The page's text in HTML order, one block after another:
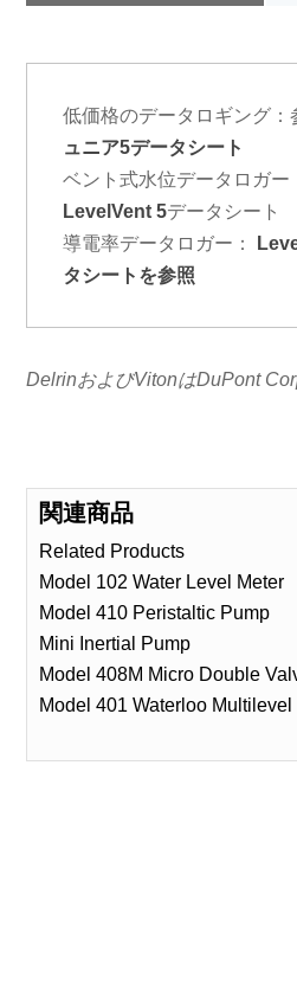
低価格のデータロギング：
ュニア5データシート
ベント式水位データロガー
LevelVent 5データシート
導電率データロガー：
タシートを参照
DelrinおよびVitonはDuPont
関連商品
Related Products
Model 102 Water Level Meter
Model 410 Peristaltic Pump
Mini Inertial Pump
Model 408M Micro Double
Model 401 Waterloo Multilevel